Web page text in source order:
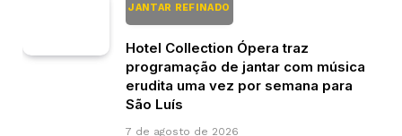
JANTAR REFINADO
Hotel Collection Ópera traz
programação de jantar com música
erudita uma vez por semana para
São Luís
7 de agosto de 2026